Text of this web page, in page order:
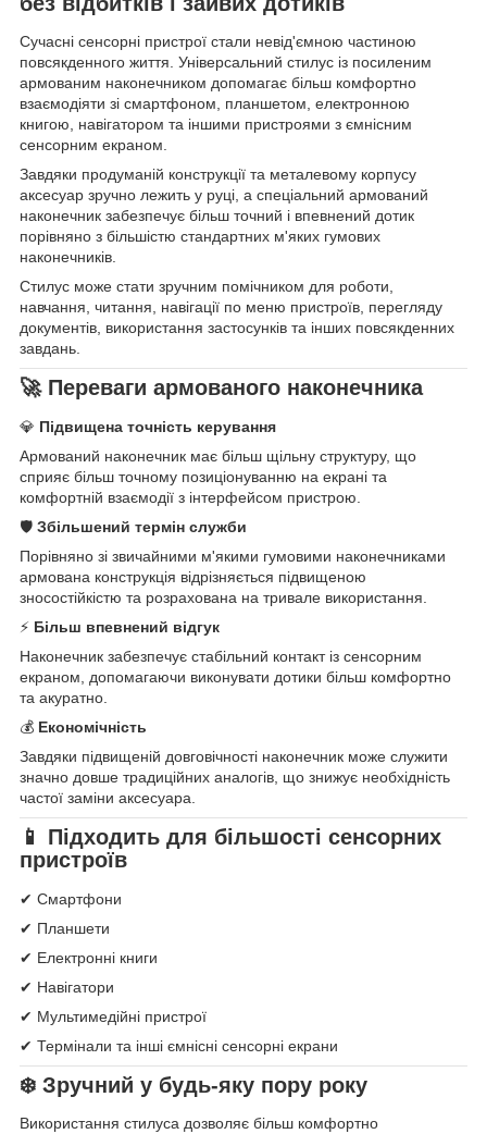
Сучасні сенсорні пристрої стали невід'ємною частиною
повсякденного життя. Універсальний стилус із посиленим
армованим наконечником допомагає більш комфортно
взаємодіяти зі смартфоном, планшетом, електронною
книгою, навігатором та іншими пристроями з ємнісним
сенсорним екраном.
Завдяки продуманій конструкції та металевому корпусу
аксесуар зручно лежить у руці, а спеціальний армований
наконечник забезпечує більш точний і впевнений дотик
порівняно з більшістю стандартних м'яких гумових
наконечників.
Стилус може стати зручним помічником для роботи,
навчання, читання, навігації по меню пристроїв, перегляду
документів, використання застосунків та інших повсякденних
завдань.
🚀 Переваги армованого наконечника
💎 Підвищена точність керування
Армований наконечник має більш щільну структуру, що
сприяє більш точному позиціонуванню на екрані та
комфортній взаємодії з інтерфейсом пристрою.
🛡 Збільшений термін служби
Порівняно зі звичайними м'якими гумовими наконечниками
армована конструкція відрізняється підвищеною
зносостійкістю та розрахована на тривале використання.
⚡ Більш впевнений відгук
Наконечник забезпечує стабільний контакт із сенсорним
екраном, допомагаючи виконувати дотики більш комфортно
та акуратно.
💰 Економічність
Завдяки підвищеній довговічності наконечник може служити
значно довше традиційних аналогів, що знижує необхідність
частої заміни аксесуара.
📱 Підходить для більшості сенсорних
пристроїв
✔ Смартфони
✔ Планшети
✔ Електронні книги
✔ Навігатори
✔ Мультимедійні пристрої
✔ Термінали та інші ємнісні сенсорні екрани
❄️ Зручний у будь-яку пору року
Використання стилуса дозволяє більш комфортно